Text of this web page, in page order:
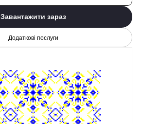
Завантажити зараз
Додаткові послуги